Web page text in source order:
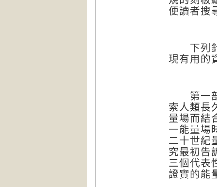
便讀者搜
下列針
現有用的
第一部
索人類長
量場而結
一能量場
二十世紀
究最初告
三個代表
證實的能